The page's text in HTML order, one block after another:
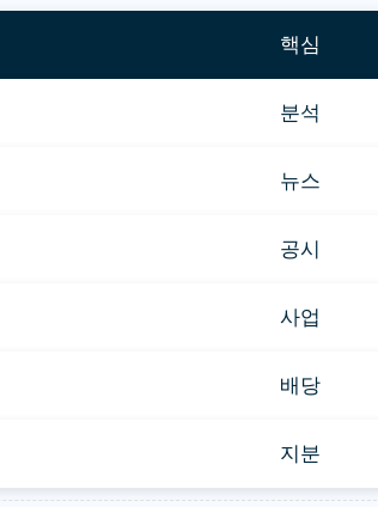
핵심
분석
뉴스
공시
사업
배당
지분